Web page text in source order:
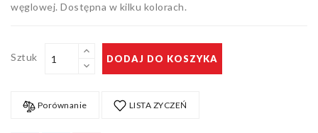
węglowej. Dostępna w kilku kolorach.
Sztuk DODAJ DO KOSZYKA
Porównanie LISTA ZYCZEŃ